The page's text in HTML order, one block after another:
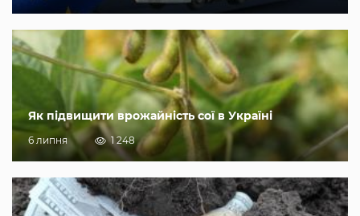
Як підвищити врожайність сої в Україні
6 липня 1 248